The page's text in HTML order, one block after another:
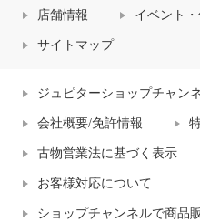
店舗情報 イベント
サイトマップ
ジュピターショップチャン
会社概要/免許情報
古物営業法に基づく表示
お客様対応について
ショップチャンネルで商品